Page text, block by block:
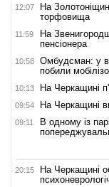
12:07
На
торфовища
11:59
На
пенсіонера
10:58
Омбудсман: у
побили
10:13 На Черкащині
09:54 На Черкащині
09:11
В одному із
20:15
На Черкащині